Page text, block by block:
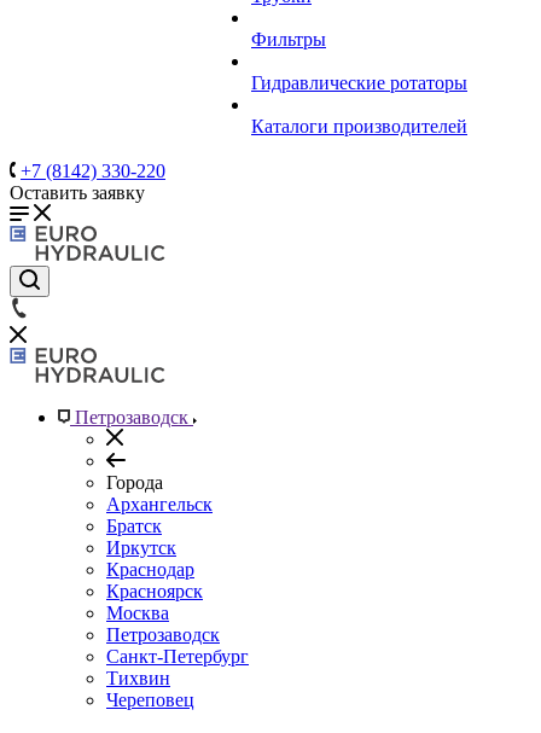
Фильтры
Гидравлические ротаторы
Каталоги производителей
+7 (8142) 330-220
Оставить заявку
Петрозаводск
Города
Архангельск
Братск
Иркутск
Краснодар
Красноярск
Москва
Петрозаводск
Санкт-Петербург
Тихвин
Череповец